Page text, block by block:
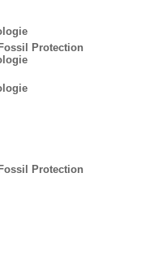
Protection
Protection